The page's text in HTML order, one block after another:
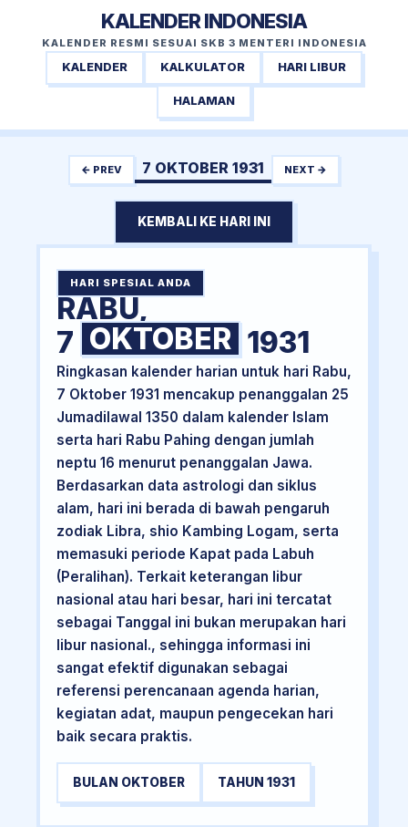
KALENDER INDONESIA
KALENDER RESMI SESUAI SKB 3 MENTERI INDONESIA
KALENDER KALKULATOR HARI LIBUR
HALAMAN
← PREV 7 OKTOBER 1931 NEXT →
KEMBALI KE HARI INI
HARI SPESIAL ANDA
RABU,
7 OKTOBER 1931
Ringkasan kalender harian untuk hari Rabu,
7 Oktober 1931 mencakup penanggalan 25
Jumadilawal 1350 dalam kalender Islam
serta hari Rabu Pahing dengan jumlah
neptu 16 menurut penanggalan Jawa.
Berdasarkan data astrologi dan siklus
alam, hari ini berada di bawah pengaruh
zodiak Libra, shio Kambing Logam, serta
memasuki periode Kapat pada Labuh
(Peralihan). Terkait keterangan libur
nasional atau hari besar, hari ini tercatat
sebagai Tanggal ini bukan merupakan hari
libur nasional., sehingga informasi ini
sangat efektif digunakan sebagai
referensi perencanaan agenda harian,
kegiatan adat, maupun pengecekan hari
baik secara praktis.
BULAN OKTOBER TAHUN 1931